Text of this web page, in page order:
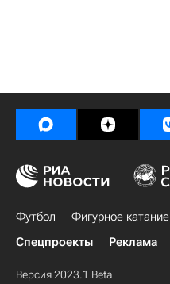
Футбол Фигурное катание
Спецпроекты
Реклама
Версия 2023.1 Beta